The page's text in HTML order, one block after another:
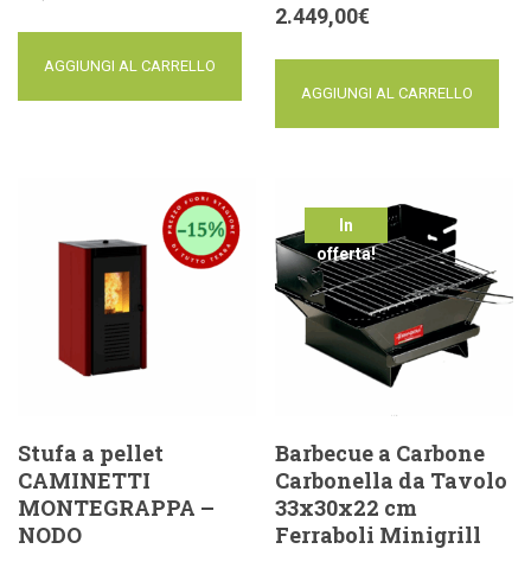
AGGIUNGI AL CARRELLO
2.449,00€
AGGIUNGI AL CARRELLO
Stufa a pellet
CAMINETTI
MONTEGRAPPA –
NODO
In
offerta!
Barbecue a Carbone
Carbonella da Tavolo
33x30x22 cm
Ferraboli Minigrill